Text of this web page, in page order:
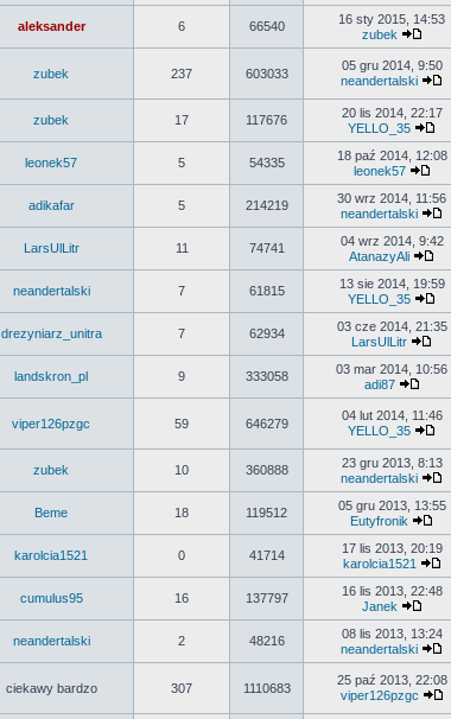
aleksander 6 66540
16 sty 2015, 14:53
zubek
zubek 237 603033
05 gru 2014, 9:50
neandertalski
zubek 17 117676
20 lis 2014, 22:17
YELLO_35
leonek57 5 54335
18 paź 2014, 12:08
leonek57
adikafar 5 214219
30 wrz 2014, 11:56
neandertalski
LarsUlLitr 11 74741
04 wrz 2014, 9:42
AtanazyAli
neandertalski 7 61815
13 sie 2014, 19:59
YELLO_35
drezyniarz_unitra 7 62934
03 cze 2014, 21:35
LarsUlLitr
landskron_pl 9 333058
03 mar 2014, 10:56
adi87
viper126pzgc 59 646279
04 lut 2014, 11:46
YELLO_35
zubek 10 360888
23 gru 2013, 8:13
neandertalski
Beme 18 119512
05 gru 2013, 13:55
Eutyfronik
karolcia1521 0 41714
17 lis 2013, 20:19
karolcia1521
cumulus95 16 137797
16 lis 2013, 22:48
Janek
neandertalski 2 48216
08 lis 2013, 13:24
neandertalski
ciekawy bardzo 307 1110683
25 paź 2013, 22:08
viper126pzgc